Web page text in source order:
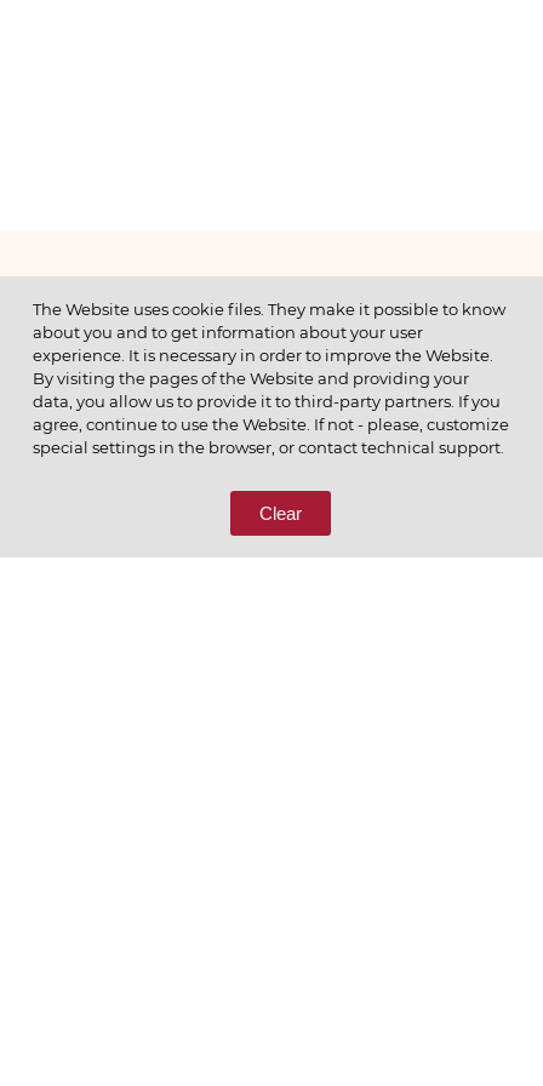
МЕНЮ
© 2026 ОАО
ПОЗВОНИТЕ НАМ
8 (800) 333-65-66
The Website uses cookie files. They make it possible to know
about you and to get information about your user
experience. It is necessary in order to improve the Website.
By visiting the pages of the Website and providing your
data, you allow us to provide it to third-party partners. If you
agree, continue to use the Website. If not - please, customize
special settings in the browser, or contact technical support.
Clear